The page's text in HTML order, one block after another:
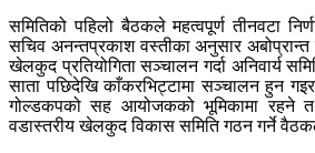
समितिको पहिलो बैठकले महत्वपूर्ण तीनवटा
सचिव अनन्तप्रकाश वस्तीका अनुसार अबोप्रान्त
खेलकुद प्रतियोगिता सञ्चालन गर्दा अनिवार्य
साता पछिदेखि काँकरभिट्टामा सञ्चालन हुन
गोल्डकपको सह आयोजकको भूमिकामा रहने
वडास्तरीय खेलकुद विकास समिति गठन गर्ने